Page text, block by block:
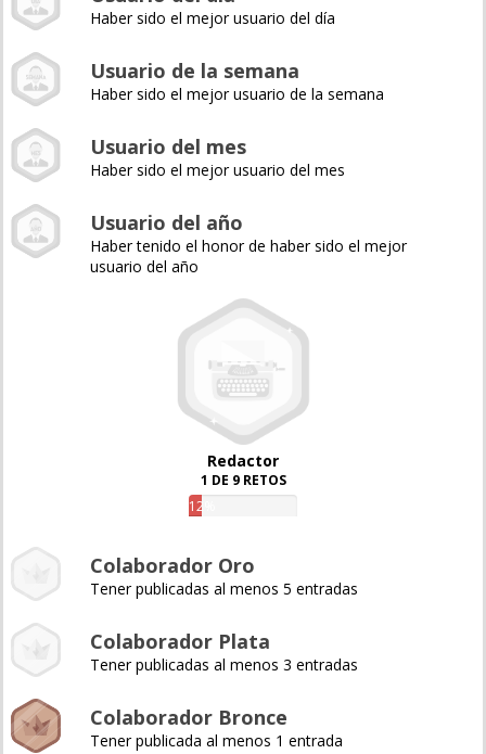
Haber sido el mejor usuario del día
Usuario de la semana
Haber sido el mejor usuario de la semana
Usuario del mes
Haber sido el mejor usuario del mes
Usuario del año
Haber tenido el honor de haber sido el mejor
usuario del año
Redactor
1 DE 9 RETOS
12%
Colaborador Oro
Tener publicadas al menos 5 entradas
Colaborador Plata
Tener publicadas al menos 3 entradas
Colaborador Bronce
Tener publicada al menos 1 entrada